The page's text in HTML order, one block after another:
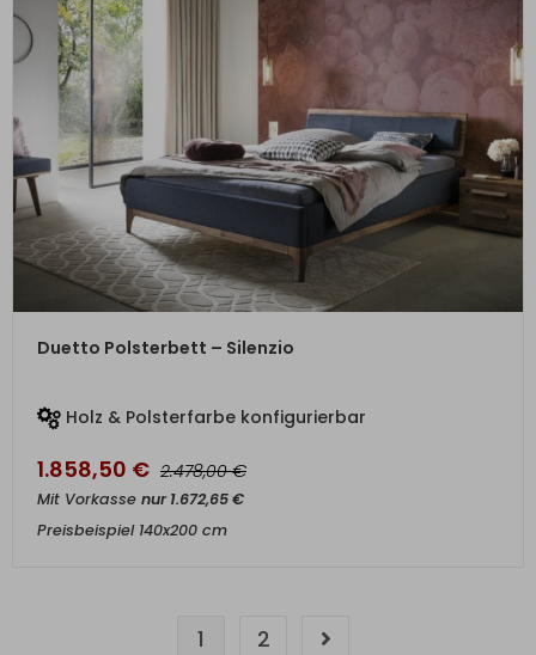
ZUM PRODUKT
Duetto Polsterbett – Silenzio
Holz & Polsterfarbe konfigurierbar
1.858,50 € 2.478,00€
Mit Vorkasse nur1.672,65€
Preisbeispiel 140x200 cm
1 2